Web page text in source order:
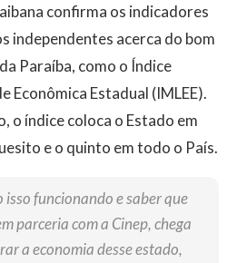
confirma os indicadores
independentes acerca do bom
Paraíba, como o Índice
Econômica Estadual (IMLEE).
o índice coloca o Estado em
e o quinto em todo o País.
isso funcionando e saber que
parceria com a Cinep, chega
a economia desse estado,